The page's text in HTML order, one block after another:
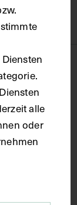
alle
oder